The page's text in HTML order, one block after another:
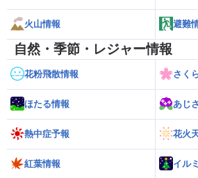
火山情報 避難
自然・季節・レジャー情報
花粉飛散情報 さく
ほたる情報 あじ
熱中症予報 花火
紅葉情報 イル